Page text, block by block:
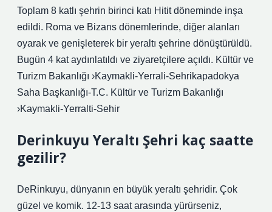
Toplam 8 katlı şehrin birinci katı Hitit döneminde inşa
edildi. Roma ve Bizans dönemlerinde, diğer alanları
oyarak ve genişleterek bir yeraltı şehrine dönüştürüldü.
Bugün 4 kat aydınlatıldı ve ziyaretçilere açıldı. Kültür ve
Turizm Bakanlığı ›Kaymakli-Yerrali-Sehrikapadokya
Saha Başkanlığı-T.C. Kültür ve Turizm Bakanlığı
›Kaymakli-Yerralti-Sehir
Derinkuyu Yeraltı Şehri kaç saatte
gezilir?
DeRinkuyu, dünyanın en büyük yeraltı şehridir. Çok
güzel ve komik. 12-13 saat arasında yürürseniz,